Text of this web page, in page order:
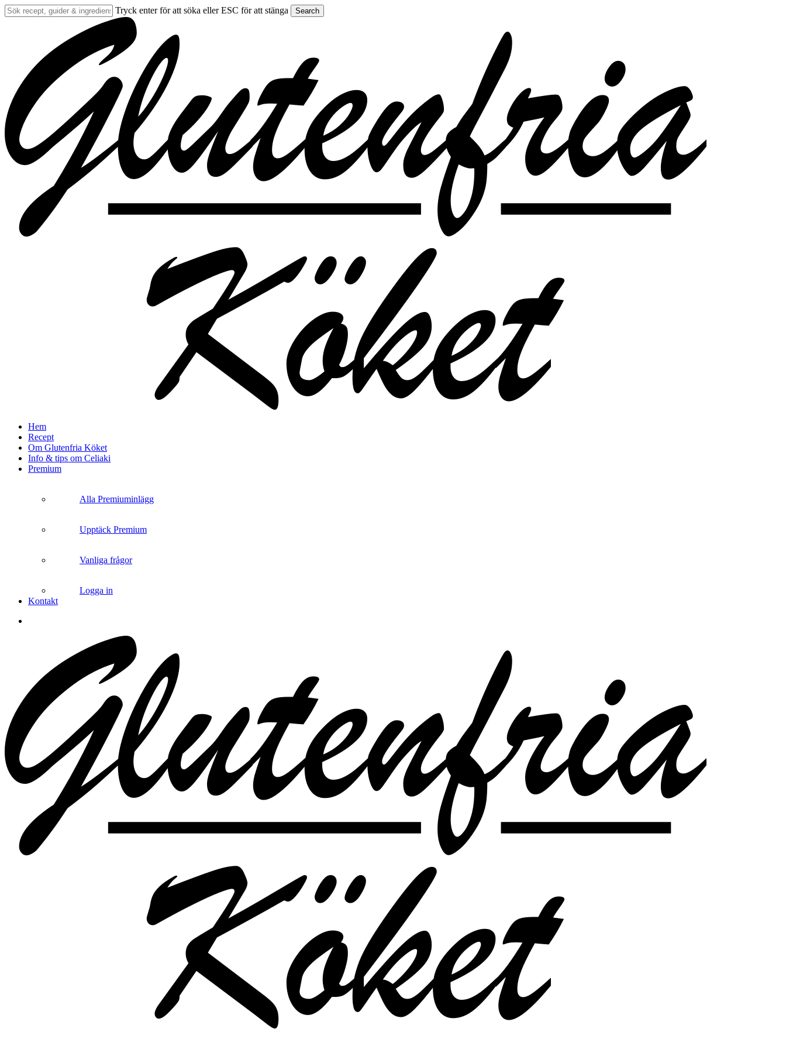
Skip
to
Tryck enter för att söka eller ESC för att stänga Search
search
Menu
Hem
Recept
Om Glutenfria Köket
Info & tips om Celiaki
Premium
Alla Premiuminlägg
Upptäck Premium
Vanliga frågor
Logga in
Kontakt